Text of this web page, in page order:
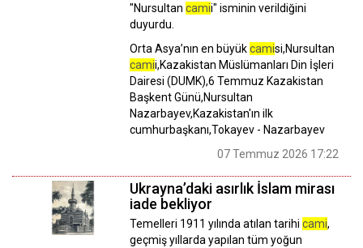
"Nursultan camii" isminin verildiğini
duyurdu.
Orta Asya’nın en büyükcamisi,Nursultan
camii,Kazakistan Müslümanları Din İşleri
Dairesi (DUMK),6 Temmuz Kazakistan
Başkent Günü,Nursultan
Nazarbayev,Kazakistan'ın ilk
cumhurbaşkanı,Tokayev - Nazarbayev
07 Temmuz 2026 17:22
Ukrayna’daki asırlık İslam mirası
iade bekliyor
Temelleri 1911 yılında atılan tarihi cami,
geçmiş yıllarda yapılan tüm yoğun